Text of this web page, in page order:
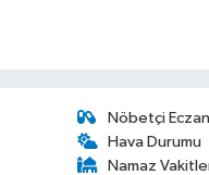
Nöbetçi
Hava Durumu
Namaz